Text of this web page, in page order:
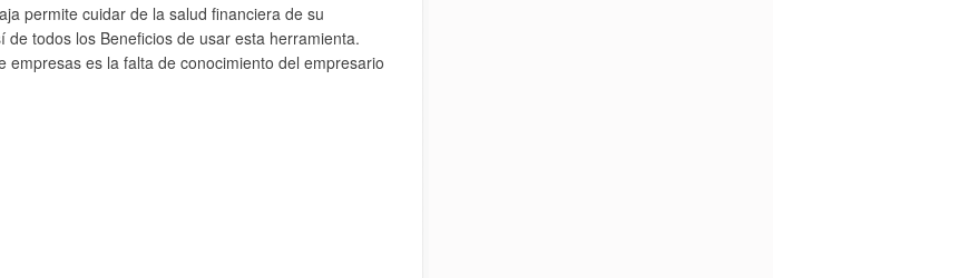
permite cuidar de la salud financiera de su
todos los Beneficios de usar esta herramienta.
es la falta de conocimiento del empresario